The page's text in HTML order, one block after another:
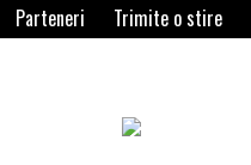
Parteneri Trimite o stire
Header